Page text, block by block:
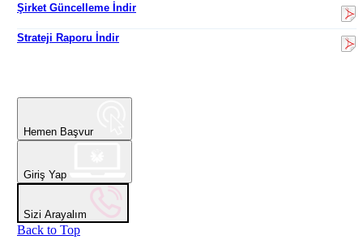
Şirket Güncelleme İndir
Strateji Raporu İndir
Hemen Başvur
Giriş Yap
Sizi Arayalım
Back to Top